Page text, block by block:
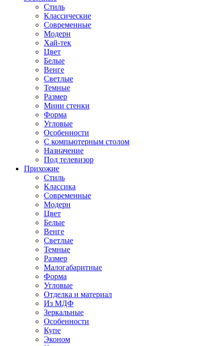
Стиль
Классические
Современные
Модерн
Хай-тек
Цвет
Белые
Венге
Светлые
Темные
Размер
Мини стенки
Форма
Угловые
Особенности
С компьютерным столом
Назначение
Под телевизор
Прихожие
Стиль
Классика
Современные
Модерн
Цвет
Белые
Венге
Светлые
Темные
Размер
Малогабаритные
Форма
Угловые
Отделка и материал
Из МДФ
Зеркальные
Особенности
Купе
Эконом